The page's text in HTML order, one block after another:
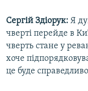
Сергій Здіорук: Я
чверті перейде в
чверть стане у
хоче
це буде